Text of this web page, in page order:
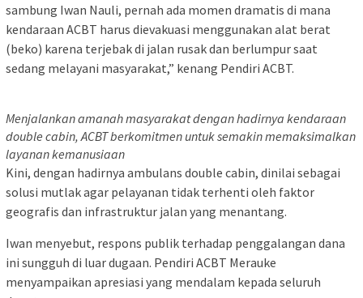
sambung Iwan Nauli, pernah ada momen dramatis di mana
kendaraan ACBT harus dievakuasi menggunakan alat berat
(beko) karena terjebak di jalan rusak dan berlumpur saat
sedang melayani masyarakat,” kenang Pendiri ACBT.
Menjalankan amanah masyarakat dengan hadirnya kendaraan
double cabin, ACBT berkomitmen untuk semakin memaksimalkan
layanan kemanusiaan
Kini, dengan hadirnya ambulans double cabin, dinilai sebagai
solusi mutlak agar pelayanan tidak terhenti oleh faktor
geografis dan infrastruktur jalan yang menantang.
Iwan menyebut, respons publik terhadap penggalangan dana
ini sungguh di luar dugaan. Pendiri ACBT Merauke
menyampaikan apresiasi yang mendalam kepada seluruh